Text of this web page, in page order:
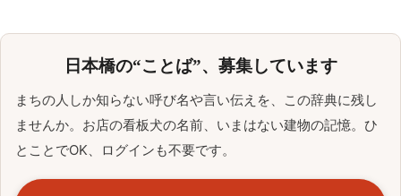
日本橋の“ことば”、募集しています
まちの人しか知らない呼び名や言い伝えを、この辞典に残し
ませんか。お店の看板犬の名前、いまはない建物の記憶。ひ
とことでOK、ログインも不要です。